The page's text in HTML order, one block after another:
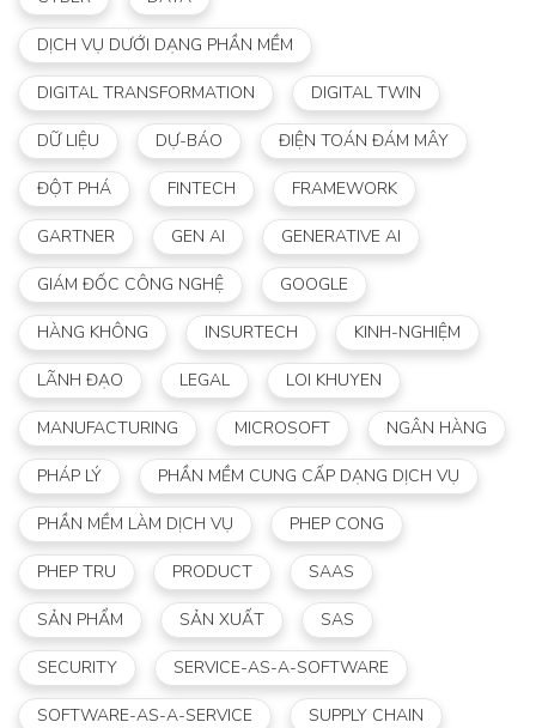
DỊCH VỤ DƯỚI DẠNG PHẦN MỀM
DIGITAL TRANSFORMATION DIGITAL TWIN
DỮ LIỆU DỰ-BÁO ĐIỆN TOÁN ĐÁM MÂY
ĐỘT PHÁ FINTECH FRAMEWORK
GARTNER GEN AI GENERATIVE AI
GIÁM ĐỐC CÔNG NGHỆ GOOGLE
HÀNG KHÔNG INSURTECH KINH-NGHIỆM
LÃNH ĐẠO LEGAL LOI KHUYEN
MANUFACTURING MICROSOFT NGÂN HÀNG
PHÁP LÝ PHẦN MỀM CUNG CẤP DẠNG DỊCH VỤ
PHẦN MỀM LÀM DỊCH VỤ PHEP CONG
PHEP TRU PRODUCT SAAS
SẢN PHẨM SẢN XUẤT SAS
SECURITY SERVICE-AS-A-SOFTWARE
SOFTWARE-AS-A-SERVICE SUPPLY CHAIN